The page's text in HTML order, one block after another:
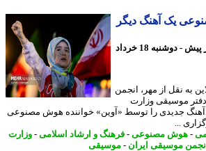
یک آهنگ دیگر
60 روز پیش - دوشنبه 18 خرداد
نقل از مهر، انجمن
وزارت
جدیدی را توسط «آوین» خواننده هوش مصنوعی
...
هوش مصنوعی-فرهنگ و ارشاد اسلامی-وزارت
موسیقی ایران - موسیقی